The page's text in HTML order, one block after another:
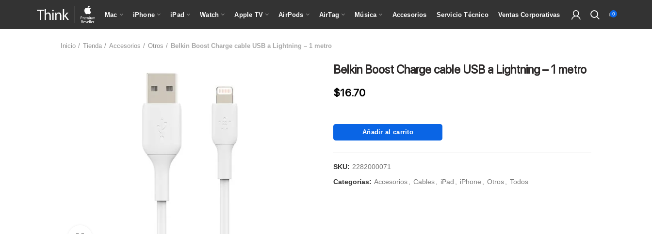
Mac iPhone iPad Watch Apple TV AirPods AirTag Música Accesorios Servicio Técnico Ventas Corporativas 0
Inicio Tienda Accesorios Otros Belkin Boost Charge cable USB a Lightning – 1 metro
Belkin Boost Charge cable USB a Lightning – 1 metro
$16.70
Añadir al carrito
SKU: 2282000071
Categorías: Accesorios Cables iPad iPhone Otros Todos